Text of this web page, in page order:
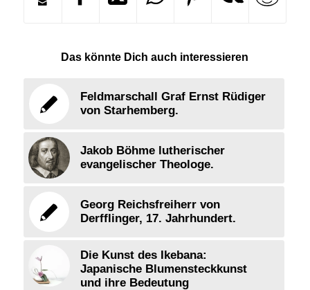
Das könnte Dich auch interessieren
Feldmarschall Graf Ernst Rüdiger
von Starhemberg.
Jakob Böhme lutherischer
evangelischer Theologe.
Georg Reichsfreiherr von
Derfflinger, 17. Jahrhundert.
Die Kunst des Ikebana:
Japanische Blumensteckkunst
und ihre Bedeutung